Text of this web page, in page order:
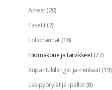
Aineet(20)
Fasetit(7)
Folionauhat(18)
Hiomakone ja tarvikkeet(27)
Kuparitukilangat ja -renkaat(19)
Lasipyörylät ja -pallot(8)